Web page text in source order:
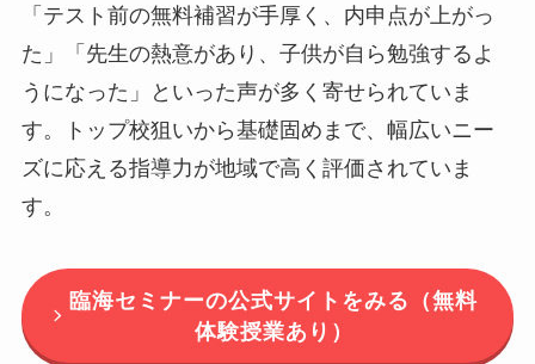
「テスト前の無料補習が手厚く、内申点が上がっ
た」「先生の熱意があり、子供が自ら勉強するよ
うになった」といった声が多く寄せられていま
す。トップ校狙いから基礎固めまで、幅広いニー
ズに応える指導力が地域で高く評価されていま
す。
臨海セミナーの公式サイトをみる（無料
体験授業あり）